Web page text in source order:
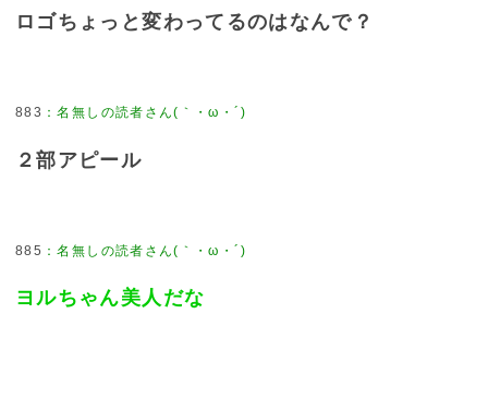
ロゴちょっと変わってるのはなんで？
883 ：名無しの読者さん(｀・ω・´)
２部アピール
885 ：名無しの読者さん(｀・ω・´)
ヨルちゃん美人だな